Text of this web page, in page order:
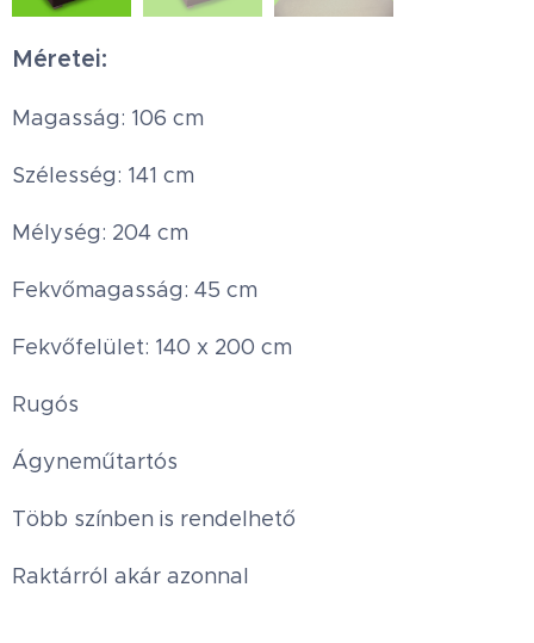
Méretei:
Magasság: 106 cm
Szélesség: 141 cm
Mélység: 204 cm
Fekvőmagasság: 45 cm
Fekvőfelület: 140 x 200 cm
Rugós
Ágyneműtartós
Több színben is rendelhető
Raktárról akár azonnal